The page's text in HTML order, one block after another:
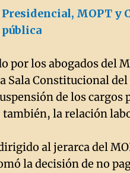
MOPT y
por los abogados del
Sala Constitucional del
de los cargos
también, la relación
al jerarca del
la decisión de no